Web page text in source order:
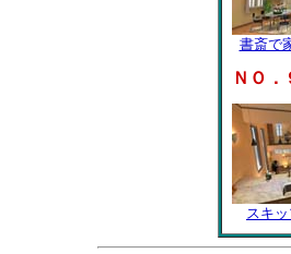
書斎で
ＮＯ．
スキ